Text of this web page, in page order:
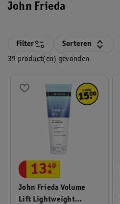
John Frieda
39 product(en) gevonden
Filter Sorteren
John Frieda Volume
Lift Lightweight
13.
49